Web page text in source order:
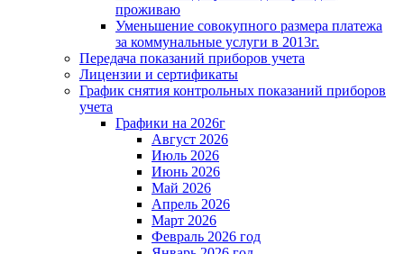
проживаю
Уменьшение совокупного размера платежа
за коммунальные услуги в 2013г.
Передача показаний приборов учета
Лицензии и сертификаты
График снятия контрольных показаний приборов
учета
Графики на 2026г
Август 2026
Июль 2026
Июнь 2026
Май 2026
Апрель 2026
Март 2026
Февраль 2026 год